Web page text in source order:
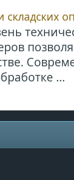
складских
...